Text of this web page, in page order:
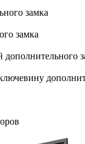
замка
замка
дополнительного